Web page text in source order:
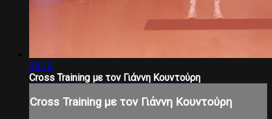
28:10
Cross Training με τον Γιάννη Κουντούρη
Cross Training με τον Γιάννη Κουντούρη